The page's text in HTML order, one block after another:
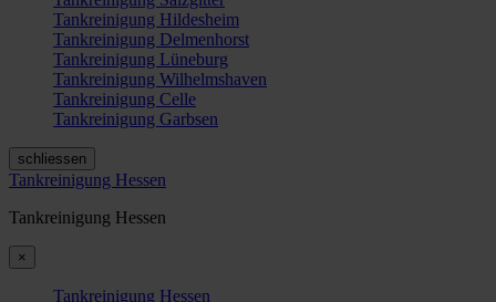
Tankreinigung Hildesheim
Tankreinigung Delmenhorst
Tankreinigung Lüneburg
Tankreinigung Wilhelmshaven
Tankreinigung Celle
Tankreinigung Garbsen
schliessen
Tankreinigung Hessen
Tankreinigung Hessen
×
Tankreinigung Hessen